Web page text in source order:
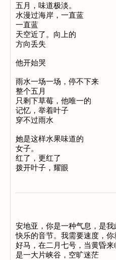
五月，味道极淡。
水漫过海岸，一直蓝
一直蓝
天空近了。向上的
方向丢失
他开始哭
雨水一场一场，停不下来
整个五月
只剩下草莓，他唯一的
记忆，举着叶子
穿不过雨水
她是这样水果味道的
女子。
红了，更红了
安地亚，你是一种气息，是
快乐的音节。我需要速度，
好马，在二月七号，当黄昏
是一大片峡谷，空旷迷茫